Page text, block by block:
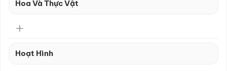
Hoa Và Thực Vật
Hoạt Hình